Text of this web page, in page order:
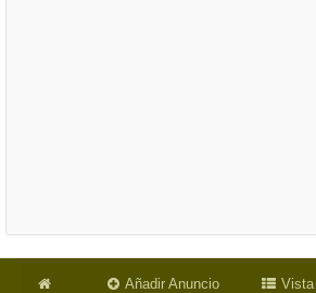
Añadir Anuncio
Vista